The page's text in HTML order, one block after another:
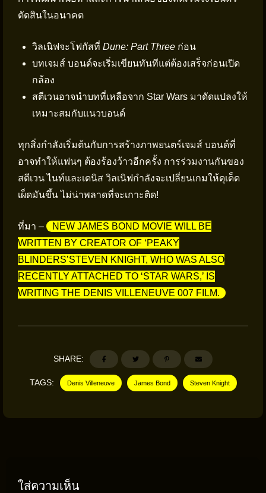
ตัดสินในอนาคต
วิลเนิฟจะโฟกัสที่ Dune: Part Three ก่อน
บทเจมส์ บอนด์จะเริ่มเขียนทันทีแต่ต้องเสร็จก่อนเปิด
กล้อง
สตีเวนอาจนำบทที่เหลือจาก Star Wars มาดัดแปลงให้
เหมาะสมกับแนวบอนด์
ทุกสิ่งกำลังเริ่มต้นกับการสร้างภาพยนตร์เจมส์ บอนด์ที่
อาจทำให้แฟนๆ ต้องร้องว้าวอีกครั้ง การร่วมงานกันของ
สตีเวน ไนท์และเดนิส วิลเนิฟกำลังจะเปลี่ยนเกมให้ดุเด็ด
เผ็ดมันขึ้น ไม่น่าพลาดที่จะเกาะติด!
ที่มา –
NEW JAMES BOND MOVIE WILL BE
WRITTEN BY CREATOR OF ‘PEAKY
BLINDERS’STEVEN KNIGHT, WHO WAS ALSO
RECENTLY ATTACHED TO ‘STAR WARS,’ IS
WRITING THE DENIS VILLENEUVE 007 FILM.
SHARE:
TAGS: Denis Villeneuve James Bond Steven Knight
ใส่ความเห็น